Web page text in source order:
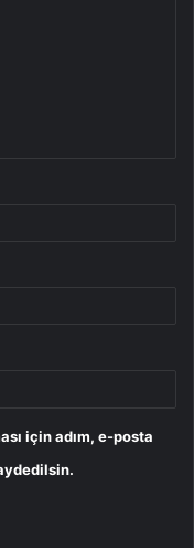
için adım, e-posta